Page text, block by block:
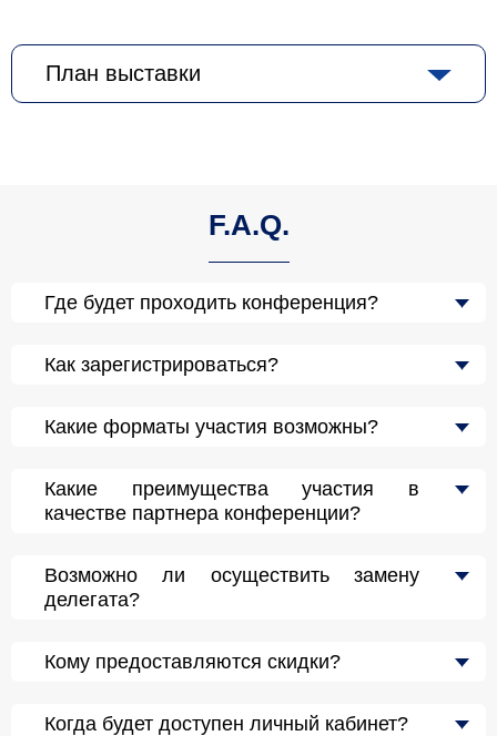
План выставки
F.A.Q.
Где будет проходить конференция?
Как зарегистрироваться?
Какие форматы участия возможны?
Какие преимущества участия в
качестве партнера конференции?
Возможно ли осуществить замену
делегата?
Кому предоставляются скидки?
Когда будет доступен личный кабинет?